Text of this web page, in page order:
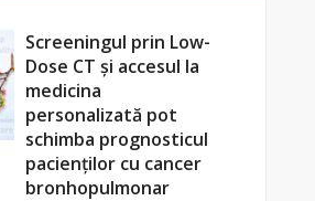
Screeningul prin Low-
Dose CT și accesul la
medicina
personalizată pot
schimba prognosticul
pacienților cu cancer
bronhopulmonar